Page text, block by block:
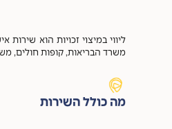
ליווי במיצוי זכויות הוא
משרד הבריאות, קופות חולים,
מה כולל השירות